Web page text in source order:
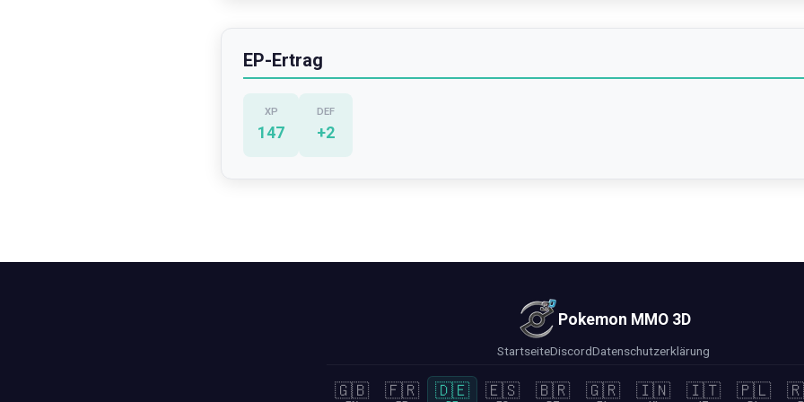
EP-Ertrag
XP
147
DEF
+2
Pokemon MMO 3D
StartseiteDiscordDatenschutzerklärung
🇬🇧 🇫🇷 🇩🇪 🇪🇸 🇧🇷 🇬🇷 🇮🇳 🇮🇹 🇵🇱